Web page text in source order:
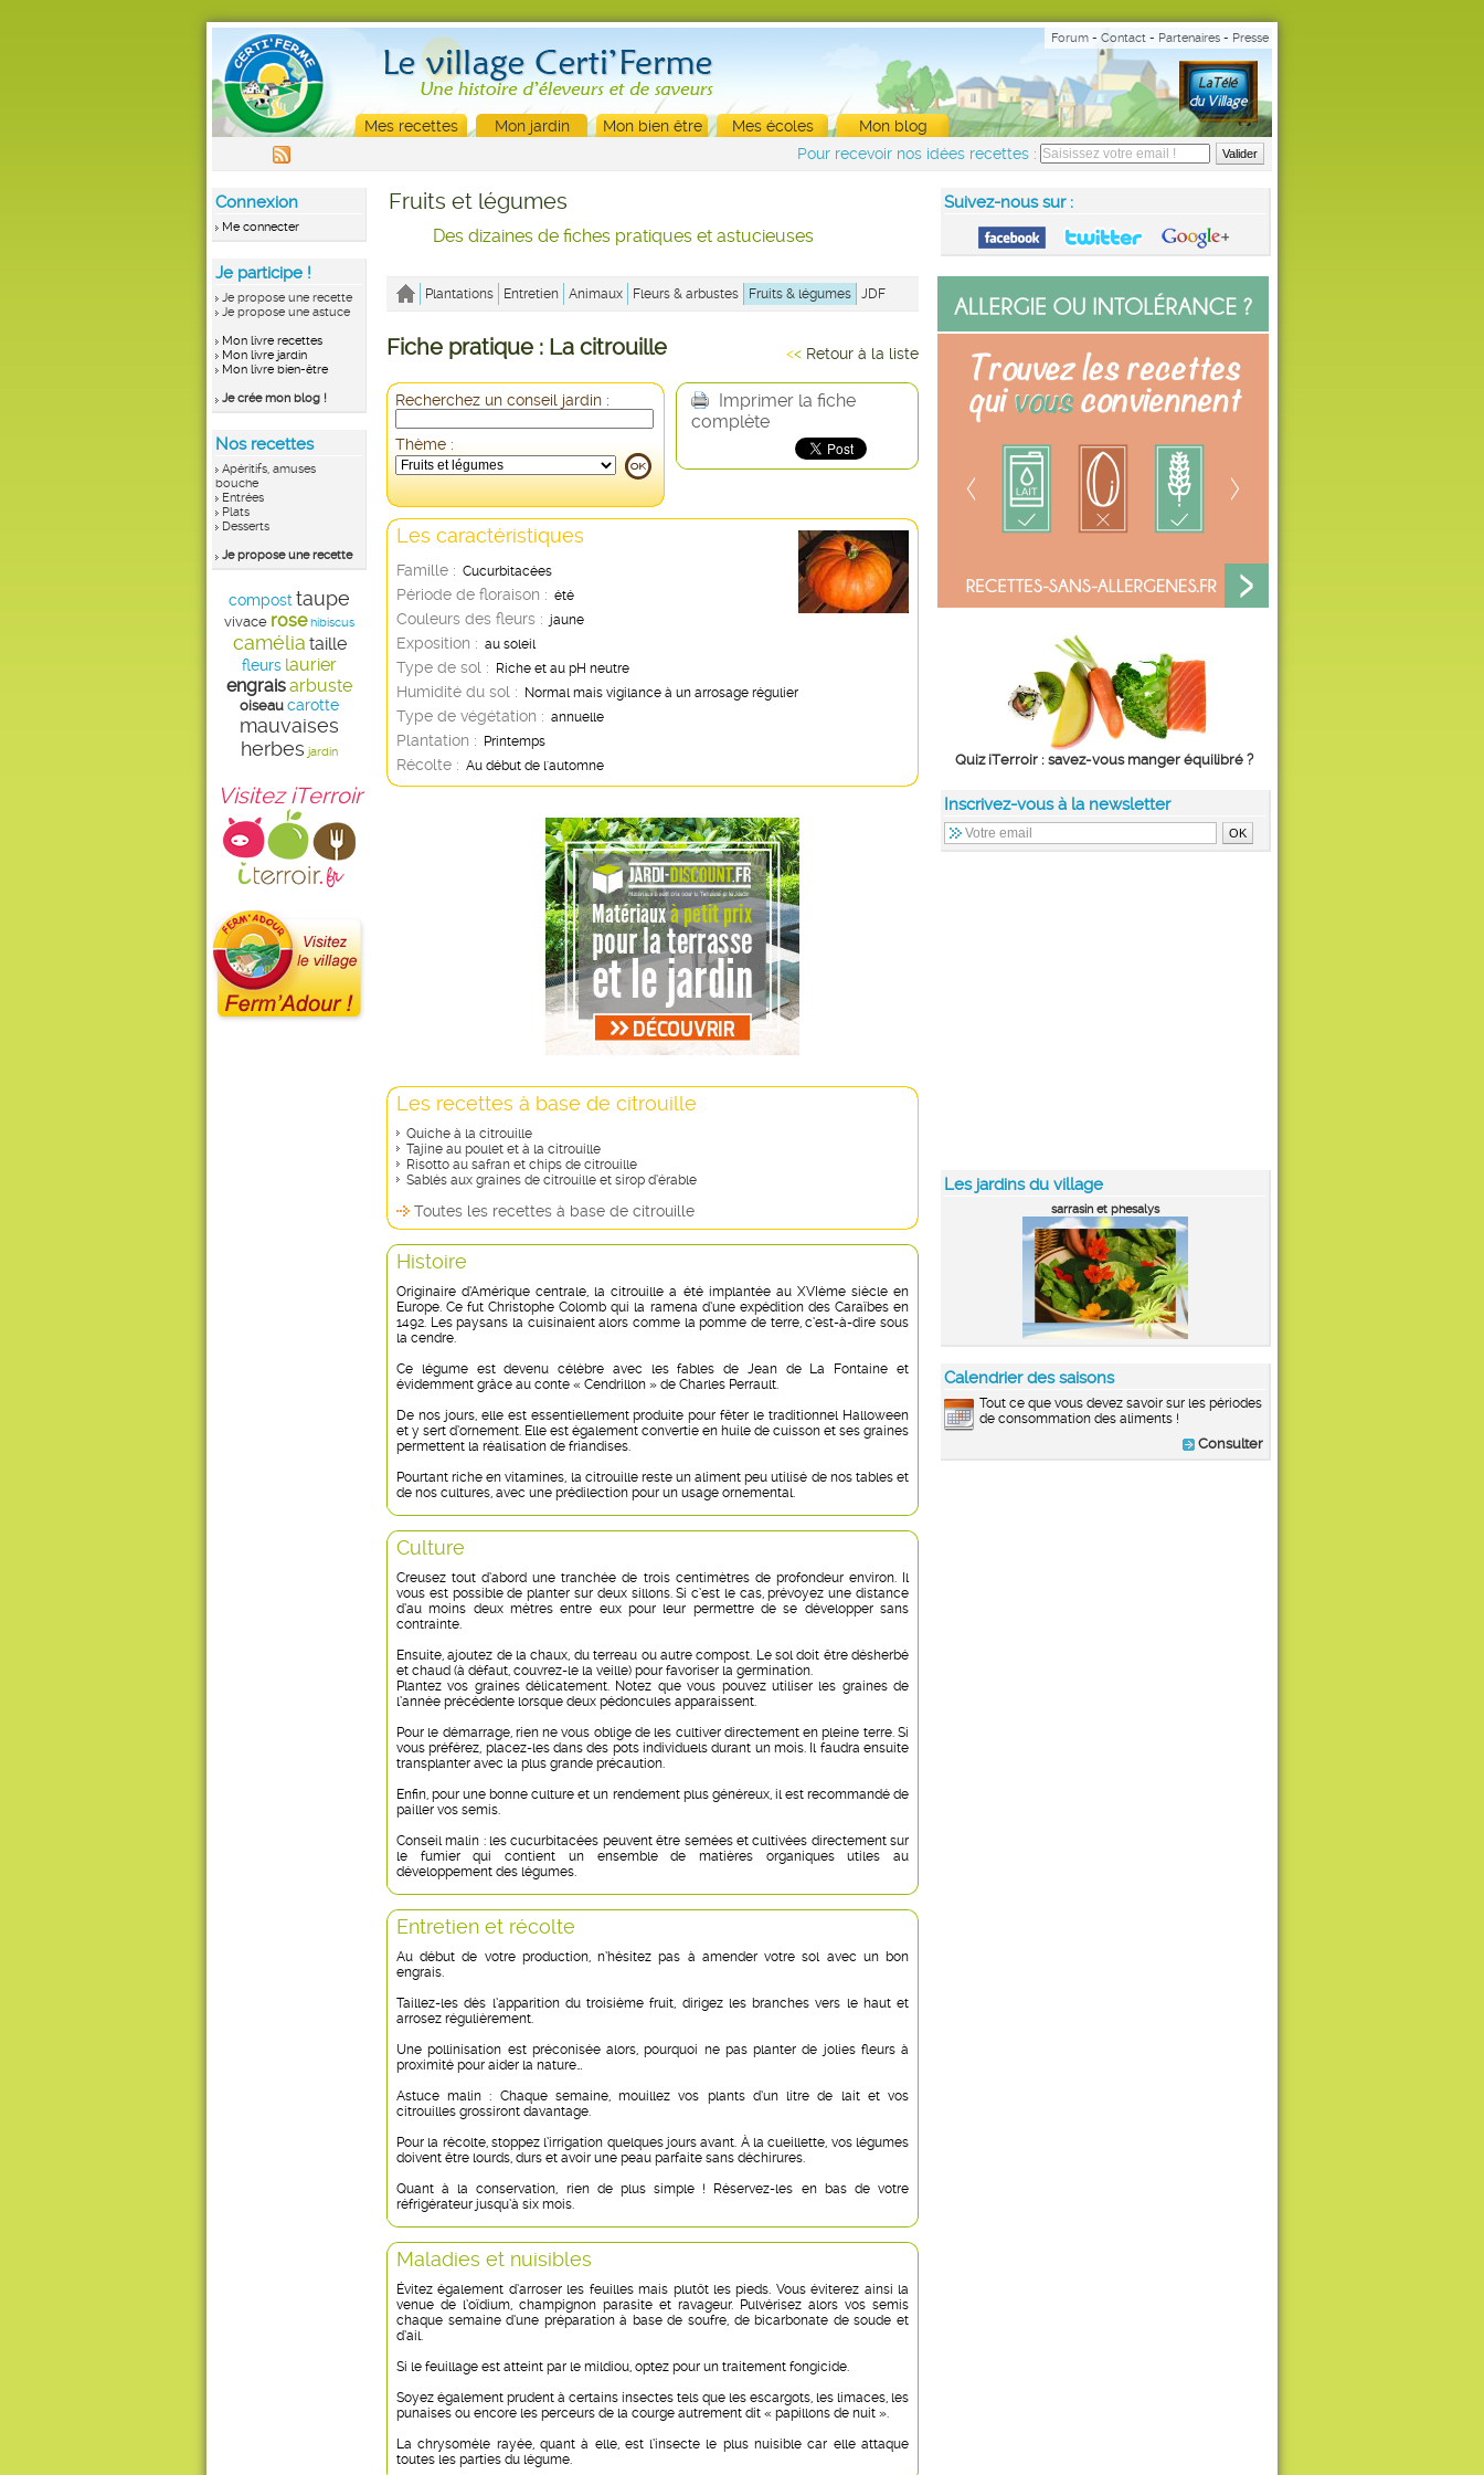
Forum - Contact - Partenaires - Presse
Mes recettes Mon jardin Mon bien être Mes écoles
Mon blog
Pour recevoir nos idées recettes :
Connexion
Me connecter
Je participe !
Je propose une recette
Je propose une astuce
Mon livre recettes
Mon livre jardin
Mon livre bien-être
Je crée mon blog !
Nos recettes
Apéritifs, amuses
bouche
Entrées
Plats
Desserts
Je propose une recette
compost taupe
vivace rose hibiscus
camélia taille
fleurs laurier
engraisarbuste
oiseau carotte
mauvaises
herbes jardin
Visitez iTerroir
Suivez-nous sur :
Quiz iTerroir : savez-vous manger équilibré ?
Inscrivez-vous à la newsletter
Les jardins du village
sarrasin et phesalys
Calendrier des saisons
Tout ce que vous devez savoir sur les périodes
de consommation des aliments !
Consulter
Fruits et légumes
Des dizaines de fiches pratiques et astucieuses
Plantations Entretien Animaux Fleurs & arbustes Fruits & légumes JDF
<< Retour à la liste
Fiche pratique : La citrouille
Recherchez un conseil jardin :
Thème :
Imprimer la fiche
complète
Les caractéristiques
Famille : Cucurbitacées
Période de floraison : été
Couleurs des fleurs : jaune
Exposition : au soleil
Type de sol : Riche et au pH neutre
Humidité du sol : Normal mais vigilance à un arrosage régulier
Type de végétation : annuelle
Plantation : Printemps
Récolte : Au début de l'automne
Les recettes à base de citrouille
Quiche à la citrouille
Tajine au poulet et à la citrouille
Risotto au safran et chips de citrouille
Sablés aux graines de citrouille et sirop d’érable
Toutes les recettes à base de citrouille
Histoire
Originaire d’Amérique centrale, la citrouille a été implantée au XVIème siècle en
Europe. Ce fut Christophe Colomb qui la ramena d’une expédition des Caraïbes en
1492. Les paysans la cuisinaient alors comme la pomme de terre, c’est-à-dire sous
la cendre.
Ce légume est devenu célèbre avec les fables de Jean de La Fontaine et
évidemment grâce au conte « Cendrillon » de Charles Perrault.
De nos jours, elle est essentiellement produite pour fêter le traditionnel Halloween
et y sert d’ornement. Elle est également convertie en huile de cuisson et ses graines
permettent la réalisation de friandises.
Pourtant riche en vitamines, la citrouille reste un aliment peu utilisé de nos tables et
de nos cultures, avec une prédilection pour un usage ornemental.
Culture
Creusez tout d’abord une tranchée de trois centimètres de profondeur environ. Il
vous est possible de planter sur deux sillons. Si c’est le cas, prévoyez une distance
d’au moins deux mètres entre eux pour leur permettre de se développer sans
contrainte.
Ensuite, ajoutez de la chaux, du terreau ou autre compost. Le sol doit être désherbé
et chaud (à défaut, couvrez-le la veille) pour favoriser la germination.
Plantez vos graines délicatement. Notez que vous pouvez utiliser les graines de
l’année précédente lorsque deux pédoncules apparaissent.
Pour le démarrage, rien ne vous oblige de les cultiver directement en pleine terre. Si
vous préférez, placez-les dans des pots individuels durant un mois. Il faudra ensuite
transplanter avec la plus grande précaution.
Enfin, pour une bonne culture et un rendement plus généreux, il est recommandé de
pailler vos semis.
Conseil malin : les cucurbitacées peuvent être semées et cultivées directement sur
le fumier qui contient un ensemble de matières organiques utiles au
développement des légumes.
Entretien et récolte
Au début de votre production, n’hésitez pas à amender votre sol avec un bon
engrais.
Taillez-les dès l’apparition du troisième fruit, dirigez les branches vers le haut et
arrosez régulièrement.
Une pollinisation est préconisée alors, pourquoi ne pas planter de jolies fleurs à
proximité pour aider la nature…
Astuce malin : Chaque semaine, mouillez vos plants d’un litre de lait et vos
citrouilles grossiront davantage.
Pour la récolte, stoppez l’irrigation quelques jours avant. À la cueillette, vos légumes
doivent être lourds, durs et avoir une peau parfaite sans déchirures.
Quant à la conservation, rien de plus simple ! Réservez-les en bas de votre
réfrigérateur jusqu’à six mois.
Maladies et nuisibles
Évitez également d’arroser les feuilles mais plutôt les pieds. Vous éviterez ainsi la
venue de l’oïdium, champignon parasite et ravageur. Pulvérisez alors vos semis
chaque semaine d’une préparation à base de soufre, de bicarbonate de soude et
d’ail.
Si le feuillage est atteint par le mildiou, optez pour un traitement fongicide.
Soyez également prudent à certains insectes tels que les escargots, les limaces, les
punaises ou encore les perceurs de la courge autrement dit « papillons de nuit ».
La chrysomèle rayée, quant à elle, est l’insecte le plus nuisible car elle attaque
toutes les parties du légume.